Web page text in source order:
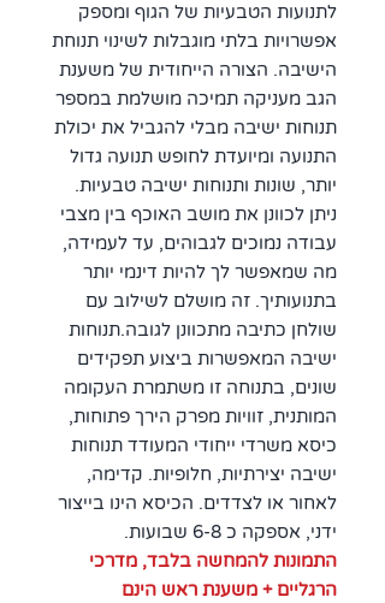
לתנועות הטבעיות של הגוף ומספק
אפשרויות בלתי מוגבלות לשינוי תנוחת
הישיבה. הצורה הייחודית של משענת
הגב מעניקה תמיכה מושלמת במספר
תנוחות ישיבה מבלי להגביל את יכולת
התנועה ומיועדת לחופש תנועה גדול
יותר, שונות ותנוחות ישיבה טבעיות.
ניתן לכוונן את מושב האוכף בין מצבי
עבודה נמוכים לגבוהים, עד לעמידה,
מה שמאפשר לך להיות דינמי יותר
בתנועותיך. זה מושלם לשילוב עם
שולחן כתיבה מתכוונן לגובה.תנוחות
ישיבה המאפשרות ביצוע תפקידים
שונים, בתנוחה זו משתמרת העקומה
המותנית, זוויות מפרק הירך פתוחות,
כיסא משרדי ייחודי המעודד תנוחות
ישיבה יצירתיות, חלופיות. קדימה,
לאחור או לצדדים. הכיסא הינו בייצור
ידני, אספקה כ 6-8 שבועות.
התמונות להמחשה בלבד, מדרכי
הרגליים + משענת ראש הינם